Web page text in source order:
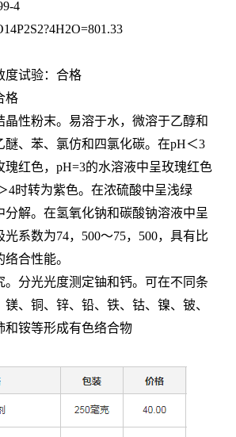
4
度试验：合格
格
晶性粉末。易溶于水，微溶于乙醇和
醚、苯、氯仿和四氯化碳。在pH＜3
瑰红色，pH=3的水溶液中呈玫瑰红色
4时转为紫色。在浓硫酸中呈浅绿
分解。在氢氧化钠和碳酸钠溶液中呈
系数为74，500～75，500，具有比
合性能。
。分光光度测定铀和钙。可在不同条
、铜、锌、铅、铁、钴、镍、铍、
和铵等形成有色络合物